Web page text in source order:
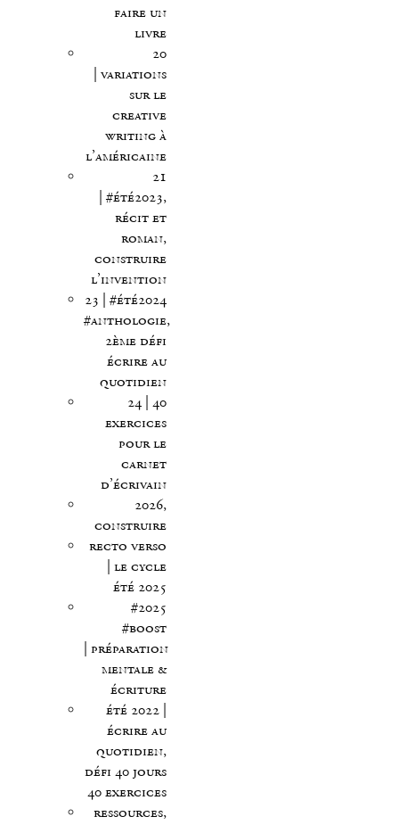
faire un
livre
20
| variations
sur le
creative
writing à
l’américaine
21
| #été2023,
récit et
roman,
construire
l’invention
23 | #été2024
#anthologie,
2ème défi
écrire au
quotidien
24 | 40
exercices
pour le
carnet
d’écrivain
2026,
construire
recto verso
| le cycle
été 2025
#2025
#boost
| préparation
mentale &
écriture
été 2022 |
écrire au
quotidien,
défi 40 jours
40 exercices
ressources,